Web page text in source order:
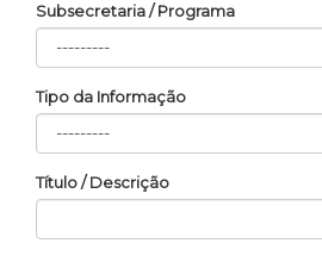
Subsecretaria / Programa
Tipo da Informação
Título / Descrição